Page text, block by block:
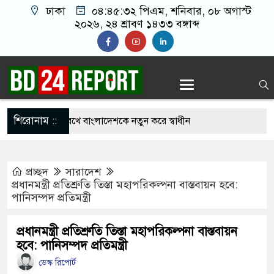
ঢাকা ০৪:৪৫:৩৩ পিএম, শনিবার, ০৮ অগাস্ট
২০২৬, ২৪ শ্রাবণ ১৪৩৩ বঙ্গাব্দ
শিরোনাম ::
জীবন বাজি রেখে বাংলাদেশকে নতুন করে স্বাধীন
বেসরকারীকরণ লুটপাটের নতুন লাইসেন্স: জামায়াত
আহমদকে গুম করা হয়েছিল, জানালো
প্রচ্ছদ
সারাদেশ
প্রধানমন্ত্রী প্রতিশ্রুতি তিস্তা মহাপরিকল্পনা বাস্তবায়ন হবে:
পানিসম্পদ প্রতিমন্ত্রী
প্রধানমন্ত্রী প্রতিশ্রুতি তিস্তা মহাপরিকল্পনা বাস্তবায়ন
হবে: পানিসম্পদ প্রতিমন্ত্রী
ডেস্ক রিপোর্ট